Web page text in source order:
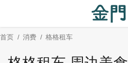
主
要
首页 消费 格格租车